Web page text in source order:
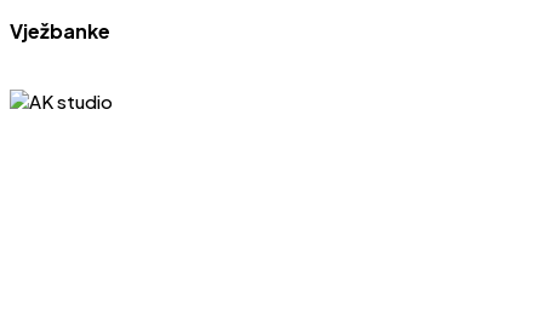
Vježbanke